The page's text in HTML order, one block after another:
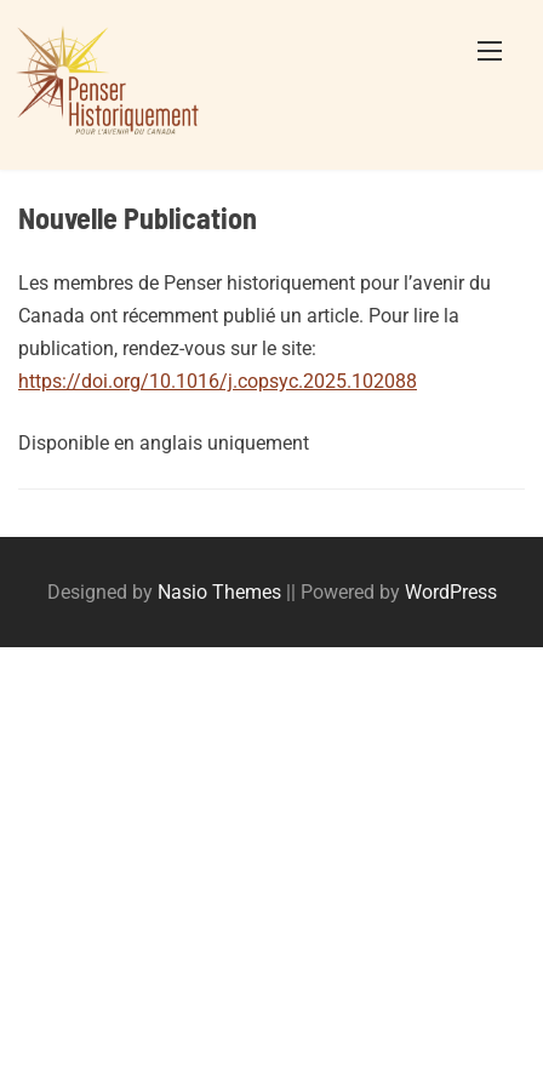
content
Nouvelle Publication
Les membres de Penser historiquement pour l’avenir du
Canada ont récemment publié un article. Pour lire la
publication, rendez-vous sur le site:
https://doi.org/10.1016/j.copsyc.2025.102088
Disponible en anglais uniquement
Posts
navigation
Designed by Nasio Themes || Powered by WordPress